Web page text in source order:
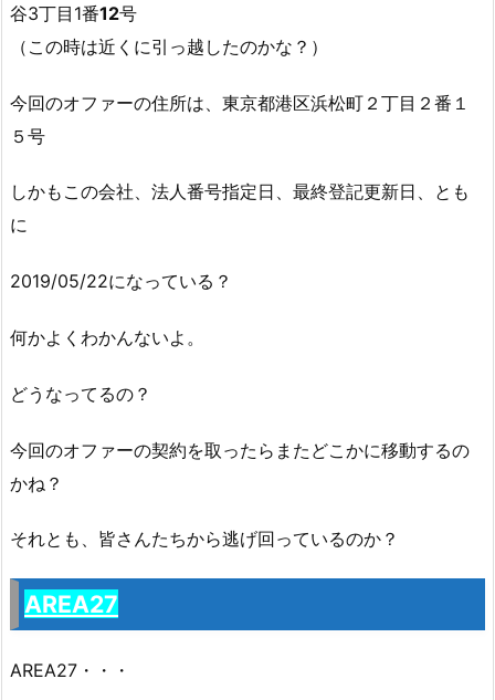
谷3丁目1番12号
（この時は近くに引っ越したのかな？）
今回のオファーの住所は、東京都港区浜松町２丁目２番１
５号
しかもこの会社、法人番号指定日、最終登記更新日、とも
に
2019/05/22になっている？
何かよくわかんないよ。
どうなってるの？
今回のオファーの契約を取ったらまたどこかに移動するの
かね？
それとも、皆さんたちから逃げ回っているのか？
AREA27
AREA27・・・